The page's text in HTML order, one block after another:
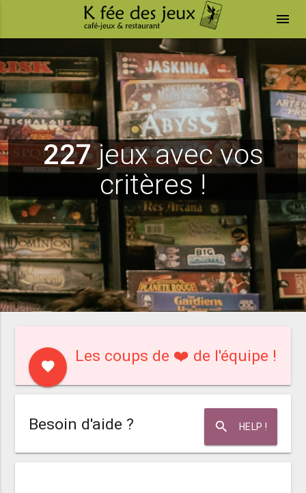
menu
227jeux avec vos
critères !
favorite
Les coups de ❤️ de l'équipe !
search HELP !
Besoin d'aide ?